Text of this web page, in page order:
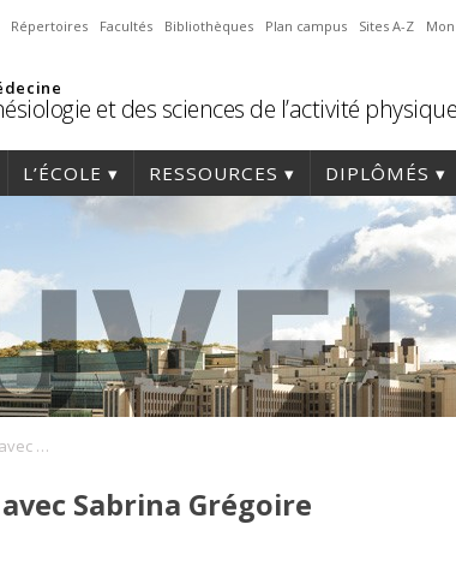
Répertoires Facultés Bibliothèques Plan campus Sites A-Z
et des sciences de l’activité physique
L’ÉCOLE RESSOURCES DIPLÔMÉS
Bouge express en direct avec Sabrina Grégoire (diplômée 2017)
Sabrina Grégoire